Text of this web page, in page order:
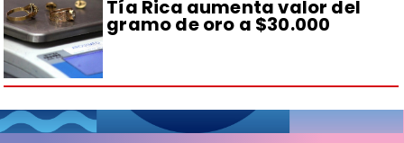
Tía Rica aumenta valor del
gramo de oro a $30.000